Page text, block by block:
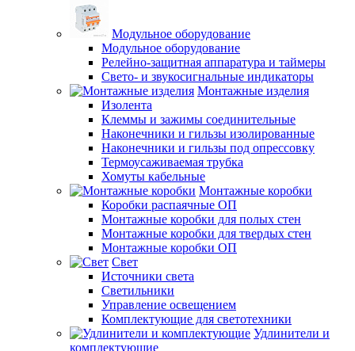
Модульное оборудование
Модульное оборудование
Релейно-защитная аппаратура и таймеры
Свето- и звукосигнальные индикаторы
Монтажные изделия
Изолента
Клеммы и зажимы соединительные
Наконечники и гильзы изолированные
Наконечники и гильзы под опрессовку
Термоусаживаемая трубка
Хомуты кабельные
Монтажные коробки
Коробки распаячные ОП
Монтажные коробки для полых стен
Монтажные коробки для твердых стен
Монтажные коробки ОП
Свет
Источники света
Светильники
Управление освещением
Комплектующие для светотехники
Удлинители и
комплектующие